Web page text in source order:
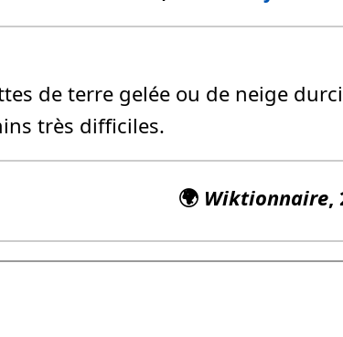
de terre gelée ou de neige
très difficiles.
🌍 Wiktionnaire,